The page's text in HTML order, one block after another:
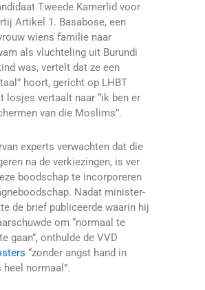
Tweede Kamerlid voor
Artikel 1. Basabose, een
wiens familie naar
als vluchteling uit Burundi
was, vertelt dat ze een
hoort, gericht op LHBT
losjes vertaalt naar “ik ben er
van die Moslims”.
experts verwachten dat die
na de verkiezingen, is ver
boodschap te incorporeren
Nadat minister-
de brief publiceerde waarin hij
om “normaal te
gaan”, onthulde de VVD
“zonder angst hand in
heel normaal”.